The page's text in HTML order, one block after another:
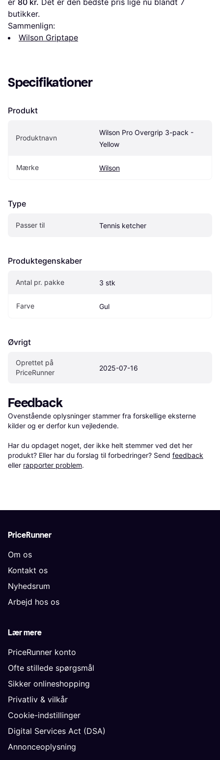
er 80 kr. Det er den bedste pris lige nu blandt 7
butikker.
Sammenlign:
Wilson Griptape
Specifikationer
Produkt
Produktnavn
Wilson Pro Overgrip 3-pack -
Yellow
Mærke Wilson
Type
Passer til Tennis ketcher
Produktegenskaber
Antal pr. pakke 3 stk
Farve Gul
Øvrigt
Oprettet på
PriceRunner
2025-07-16
Feedback
Ovenstående oplysninger stammer fra forskellige eksterne
kilder og er derfor kun vejledende.
Har du opdaget noget, der ikke helt stemmer ved det her
produkt? Eller har du forslag til forbedringer? Send feedback
eller rapporter problem.
PriceRunner
Om os
Kontakt os
Nyhedsrum
Arbejd hos os
Lær mere
PriceRunner konto
Ofte stillede spørgsmål
Sikker onlineshopping
Privatliv & vilkår
Cookie-indstillinger
Digital Services Act (DSA)
Annonceoplysning